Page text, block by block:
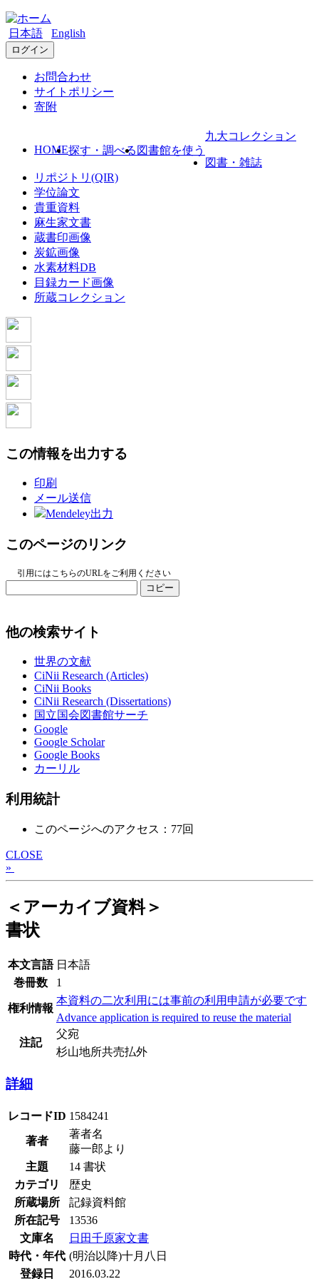
日本語 English
ログイン
お問合わせ
サイトポリシー
寄附
HOME探す・調べる 図書館を使う
九大コレクション
図書・雑誌
リポジトリ(QIR)
学位論文
貴重資料
麻生家文書
蔵書印画像
炭鉱画像
水素材料DB
目録カード画像
所蔵コレクション
この情報を出力する
印刷
メール送信
Mendeley出力
このページのリンク
引用にはこちらのURLをご利用ください
コピー
他の検索サイト
世界の文献
CiNii Research (Articles)
CiNii Books
CiNii Research (Dissertations)
国立国会図書館サーチ
Google
Google Scholar
Google Books
カーリル
利用統計
このページへのアクセス：77回
CLOSE
»
＜アーカイブ資料＞
書状
本文言語 日本語
巻冊数
1
権利情報
本資料の二次利用には事前の利用申請が必要です
Advance application is required to reuse the material
注記
父宛
杉山地所共売払外
詳細
レコードID 1584241
著者
著者名
藤一郎より
主題
14 書状
カテゴリ
歴史
所蔵場所
記録資料館
所在記号
13536
文庫名
日田千原家文書
時代・年代 (明治以降)十月八日
登録日
2016.03.22